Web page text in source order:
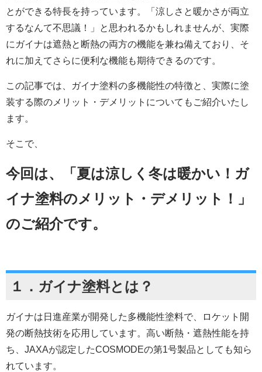
とができる特長を持っています。「涼しさと暖かさが両立
するなんて不思議！」と思われるかもしれませんが、実際
にガイナは遮熱と断熱の両方の機能を兼ね備えており、そ
れに加えてさらに便利な機能も期待できるのです。
この記事では、ガイナ塗料の多機能性の特徴と、実際に塗
装する際のメリット・デメリットについてもご紹介いたし
ます。
そこで、
今回は、「 夏は涼しく冬は暖かい！ ガ
イナ塗料のメリット・デメリット！
」
のご紹介です。
１． ガイナ塗料とは？
ガイナは日進産業が開発した多機能性塗料で、ロケット開
発の断熱技術を応用しています。高い断熱・遮熱性能を持
ち、JAXAが認定したCOSMODEの第1号製品としても知ら
れています。